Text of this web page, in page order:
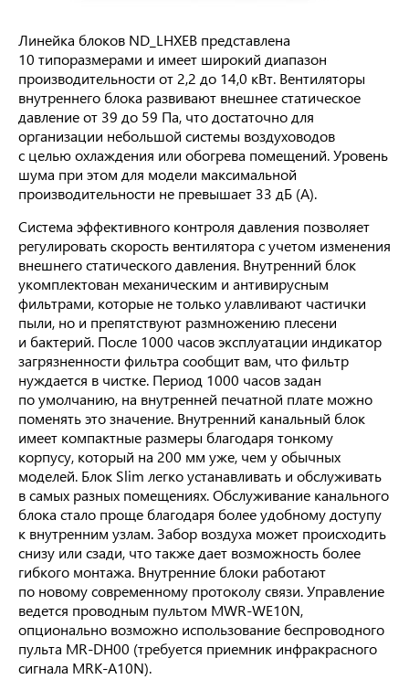
Линейка блоков ND_LHXEB представлена
10 типоразмерами и имеет широкий диапазон
производительности от 2,2 до 14,0 кВт. Вентиляторы
внутреннего блока развивают внешнее статическое
давление от 39 до 59 Па, что достаточно для
организации небольшой системы воздуховодов
с целью охлаждения или обогрева помещений. Уровень
шума при этом для модели максимальной
производительности не превышает 33 дБ (А).
Система эффективного контроля давления позволяет
регулировать скорость вентилятора с учетом изменения
внешнего статического давления. Внутренний блок
укомплектован механическим и антивирусным
фильтрами, которые не только улавливают частички
пыли, но и препятствуют размножению плесени
и бактерий. После 1000 часов эксплуатации индикатор
загрязненности фильтра сообщит вам, что фильтр
нуждается в чистке. Период 1000 часов задан
по умолчанию, на внутренней печатной плате можно
поменять это значение. Внутренний канальный блок
имеет компактные размеры благодаря тонкому
корпусу, который на 200 мм уже, чем у обычных
моделей. Блок Slim легко устанавливать и обслуживать
в самых разных помещениях. Обслуживание канального
блока стало проще благодаря более удобному доступу
к внутренним узлам. Забор воздуха может происходить
снизу или сзади, что также дает возможность более
гибкого монтажа. Внутренние блоки работают
по новому современному протоколу связи. Управление
ведется проводным пультом MWR-WE10N,
опционально возможно использование беспроводного
пульта MR-DH00 (требуется приемник инфракрасного
сигнала MRK-A10N).